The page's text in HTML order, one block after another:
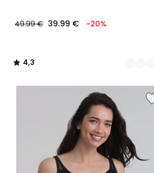
49.99 € 39.99 € -20%
4,3
/